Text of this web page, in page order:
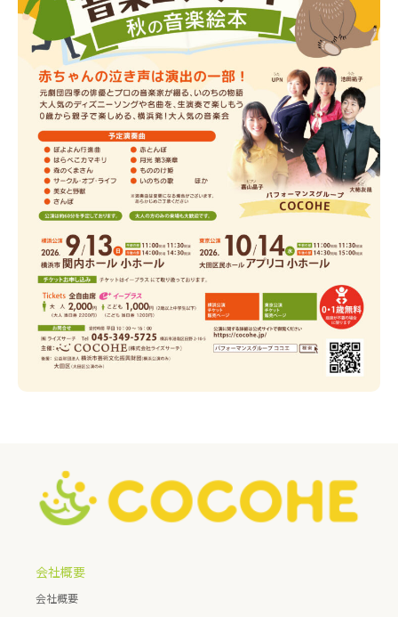
会社概要
会社概要